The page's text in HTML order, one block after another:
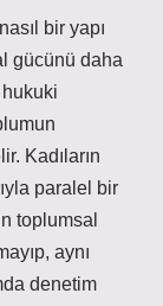
bir yapı
gücünü daha
Kadıların
paralel bir
toplumsal
aynı
denetim